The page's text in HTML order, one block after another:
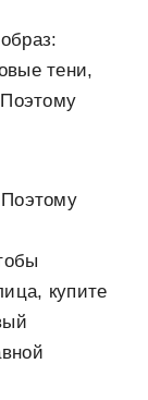
тени,
купите